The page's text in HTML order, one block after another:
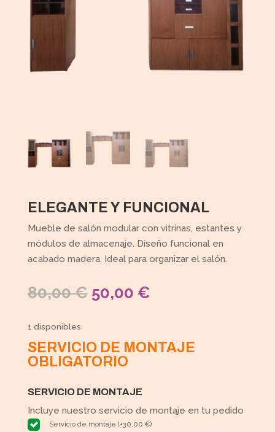
ELEGANTE Y FUNCIONAL
Mueble de salón modular con vitrinas, estantes y
módulos de almacenaje. Diseño funcional en
acabado madera. Ideal para organizar el salón.
80,00€ EL
ERA:
80,00 €.
50,00 €EL
ES:
50,00 €.
1 disponibles
SERVICIO DE MONTAJE
OBLIGATORIO
SERVICIO DE MONTAJE
Incluye nuestro servicio de montaje en tu pedido
Servicio de montaje (+30,00 €)